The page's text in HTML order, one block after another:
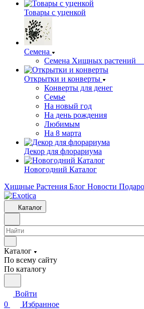
Товары с уценкой
Семена
Семена Хищных растений
Открытки и конверты
Конверты для денег
Семье
На новый год
На день рождения
Любимым
На 8 марта
Декор для флорариума
Новогодний Каталог
Хищные Растения Блог Новости
Каталог
Каталог
По всему сайту
По каталогу
Войти
0
Избранное